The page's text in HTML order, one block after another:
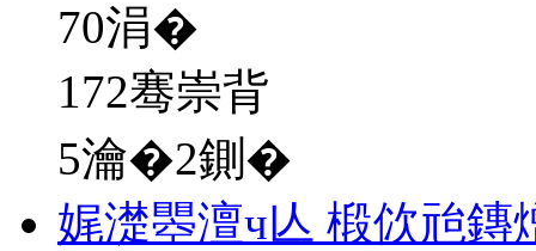
70涓�
172骞崇背
5瀹�2鍘�
娓濋瞾澶ч亾 椴佽兘鏄